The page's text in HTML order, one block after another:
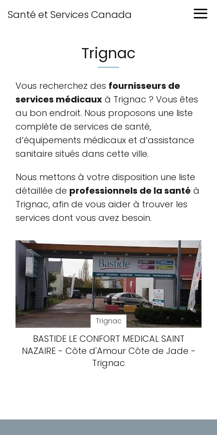
Santé et Services Canada
Trignac
Vous recherchez des fournisseurs de
services médicaux à Trignac ? Vous êtes
au bon endroit. Nous proposons une liste
complète de services de santé,
d’équipements médicaux et d’assistance
sanitaire situés dans cette ville.
Nous mettons à votre disposition une liste
détaillée de professionnels de la santé à
Trignac, afin de vous aider à trouver les
services dont vous avez besoin.
Trignac
BASTIDE LE CONFORT MEDICAL SAINT
NAZAIRE - Côte d'Amour Côte de Jade -
Trignac